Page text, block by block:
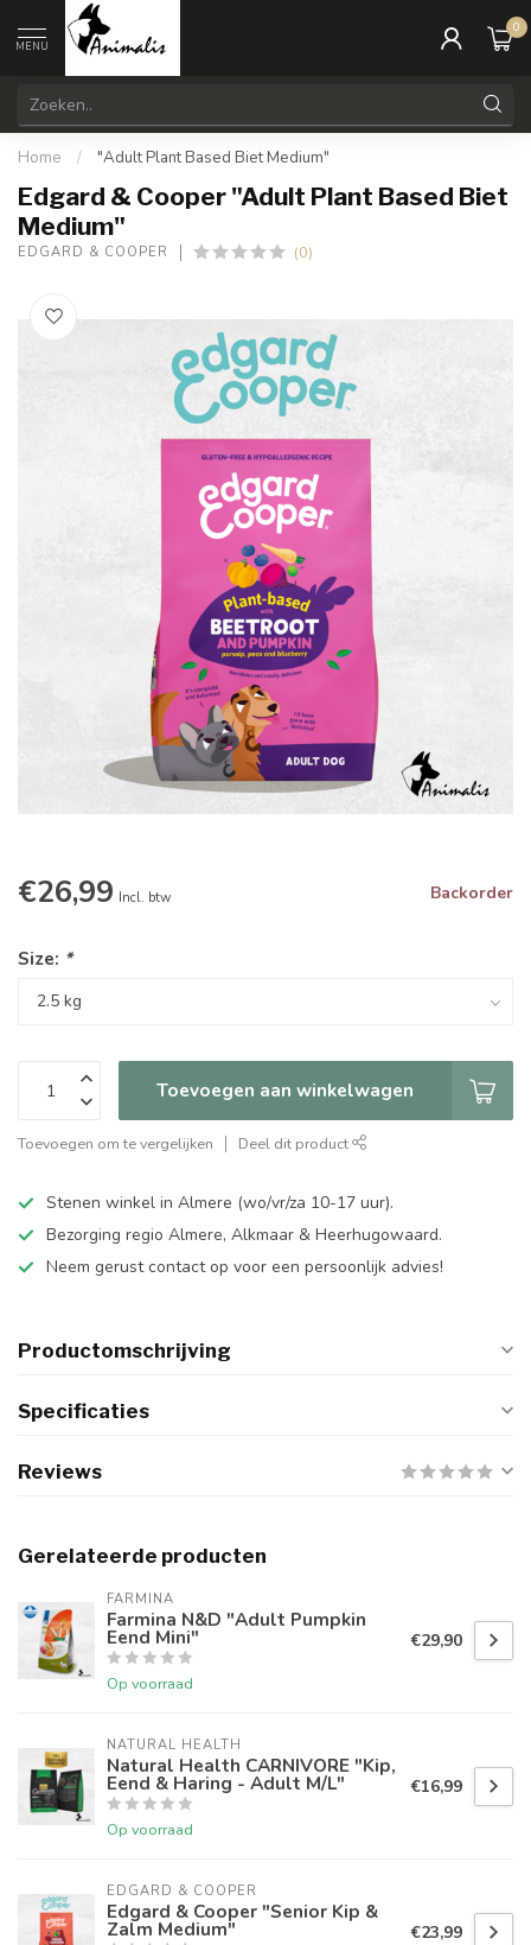
MENU
0
Home / "Adult Plant Based Biet Medium"
Edgard & Cooper "Adult Plant Based Biet
Medium"
EDGARD & COOPER (0)
€26,99 Incl. btw Backorder
Size: *
Toevoegen aan winkelwagen
Toevoegen om te vergelijken Deel dit product
Stenen winkel in Almere (wo/vr/za 10-17 uur).
Bezorging regio Almere, Alkmaar & Heerhugowaard.
Neem gerust contact op voor een persoonlijk advies!
Productomschrijving
Specificaties
Reviews
Gerelateerde producten
FARMINA
Farmina N&D "Adult Pumpkin
Eend Mini"
Op voorraad
€29,90
NATURAL HEALTH
Natural Health CARNIVORE "Kip,
Eend & Haring - Adult M/L"
Op voorraad
€16,99
EDGARD & COOPER
Edgard & Cooper "Senior Kip &
Zalm Medium" €23,99